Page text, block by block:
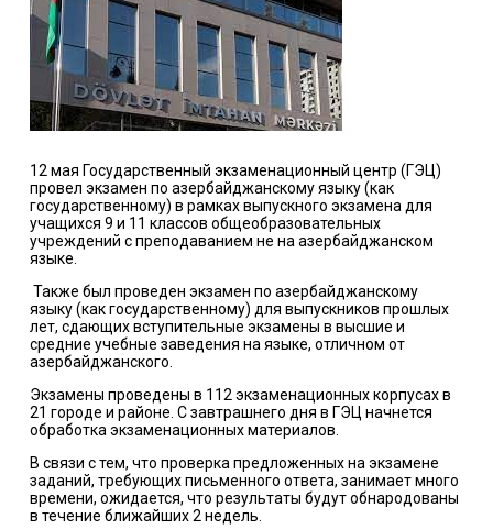
12 мая Государственный экзаменационный центр (ГЭЦ)
провел экзамен по азербайджанскому языку (как
государственному) в рамках выпускного экзамена для
учащихся 9 и 11 классов общеобразовательных
учреждений с преподаванием не на азербайджанском
языке.
Также был проведен экзамен по азербайджанскому
языку (как государственному) для выпускников прошлых
лет, сдающих вступительные экзамены в высшие и
средние учебные заведения на языке, отличном от
азербайджанского.
Экзамены проведены в 112 экзаменационных корпусах в
21 городе и районе. С завтрашнего дня в ГЭЦ начнется
обработка экзаменационных материалов.
В связи с тем, что проверка предложенных на экзамене
заданий, требующих письменного ответа, занимает много
времени, ожидается, что результаты будут обнародованы
в течение ближайших 2 недель.